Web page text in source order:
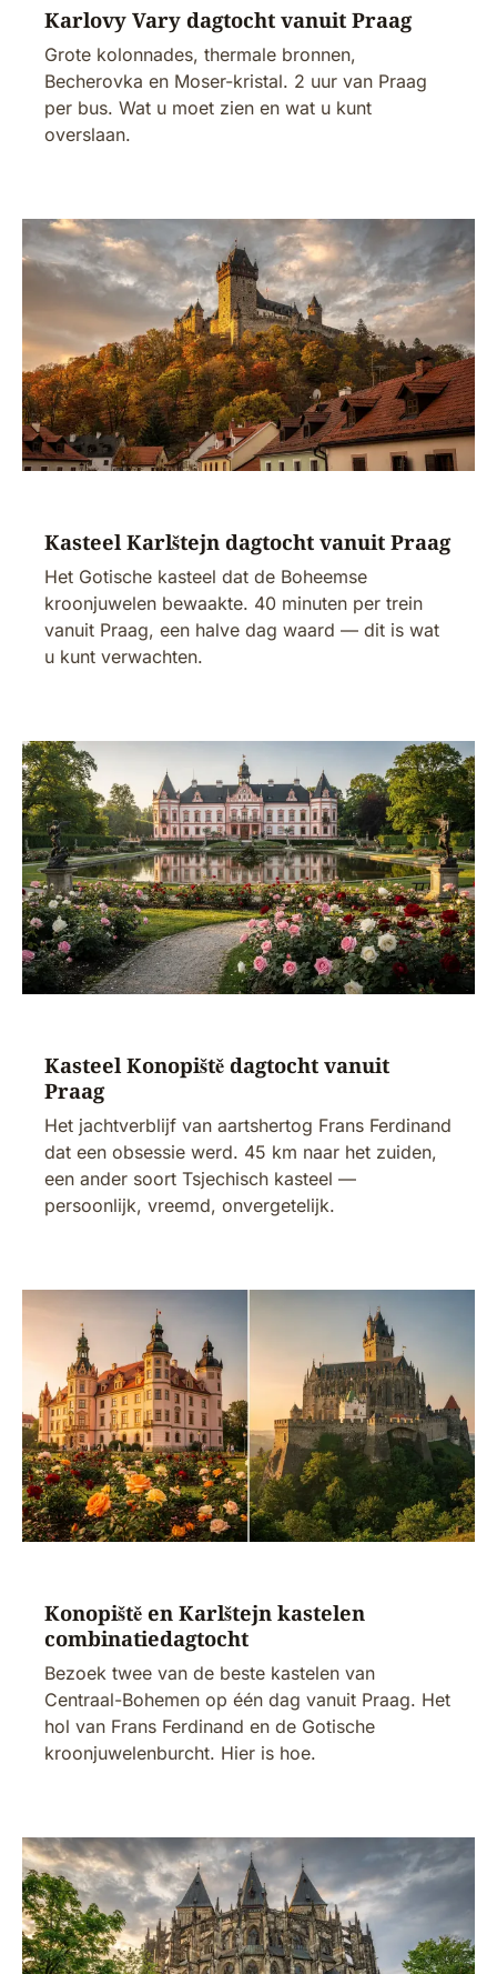
Karlovy Vary dagtocht vanuit Praag
Grote kolonnades, thermale bronnen,
Becherovka en Moser-kristal. 2 uur van Praag
per bus. Wat u moet zien en wat u kunt
overslaan.
Kasteel Karlštejn dagtocht vanuit Praag
Het Gotische kasteel dat de Boheemse
kroonjuwelen bewaakte. 40 minuten per trein
vanuit Praag, een halve dag waard — dit is wat
u kunt verwachten.
Kasteel Konopiště dagtocht vanuit
Praag
Het jachtverblijf van aartshertog Frans Ferdinand
dat een obsessie werd. 45 km naar het zuiden,
een ander soort Tsjechisch kasteel —
persoonlijk, vreemd, onvergetelijk.
Konopiště en Karlštejn kastelen
combinatiedagtocht
Bezoek twee van de beste kastelen van
Centraal-Bohemen op één dag vanuit Praag. Het
hol van Frans Ferdinand en de Gotische
kroonjuwelenburcht. Hier is hoe.